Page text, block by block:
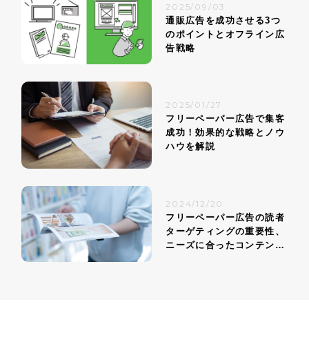
2025/09/03
通販広告を成功させる3つ
のポイントとオフライン広
告戦略
2025/01/27
フリーペーパー広告で集客
成功！効果的な戦略とノウ
ハウを解説
2024/12/20
フリーペーパー広告の読者
ターゲティングの重要性、
ニーズに合ったコンテンツ